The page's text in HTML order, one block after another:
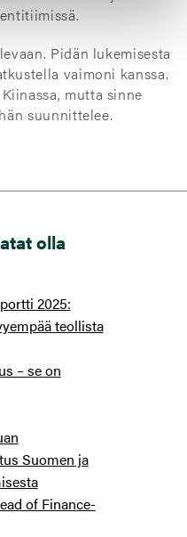
Pidän lukemisesta
vaimoni kanssa.
mutta sinne
suunnittelee.
olla
2025:
teollista
– se on
Suomen ja
of Finance-